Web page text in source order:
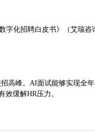
化招聘白皮书》（艾
高峰。AI面试能够实现
缓解HR压力。